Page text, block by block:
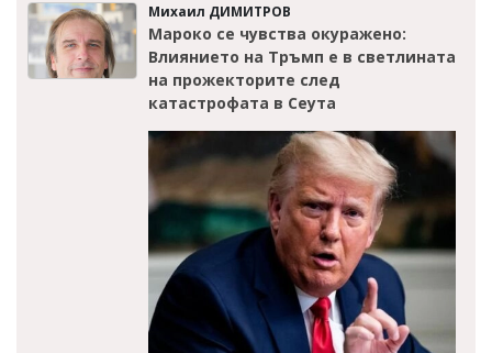
Михаил ДИМИТРОВ
Мароко се чувства окуражено:
Влиянието на Тръмп е в светлината
на прожекторите след
катастрофата в Сеута